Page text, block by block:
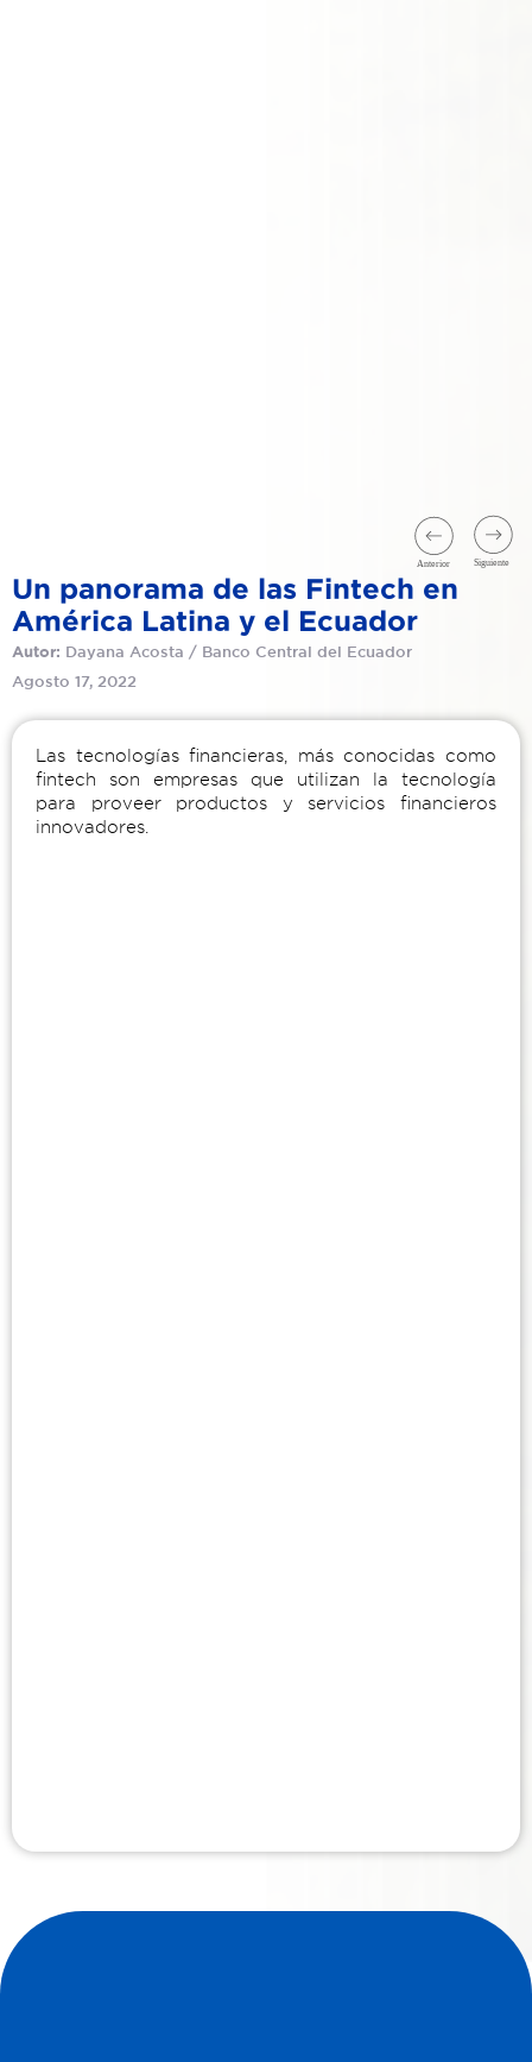
Un panorama de las Fintech en
América Latina y el Ecuador
Autor: Dayana Acosta / Banco Central del Ecuador
Agosto 17, 2022
Las tecnologías financieras, más conocidas como
fintech son empresas que utilizan la tecnología
para proveer productos y servicios financieros
innovadores.